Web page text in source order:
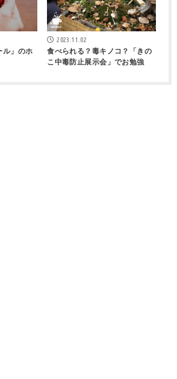
ル」のホ
2023.11.02
食べられる？毒キノコ？「きの
こ中毒防止展示会」でお勉強